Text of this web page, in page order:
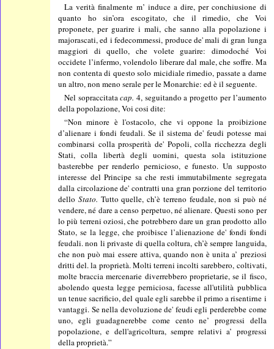
La verità finalmente m’ induce a dire, per conchiusione di
quanto ho sin’ora escogitato, che il rimedio, che Voi
proponete, per guarire i mali, che sanno alla popolazione i
majorascati, ed i fedecommessi, produce de' mali di gran lunga
maggiori di quello, che volete guarire: dimodoché Voi
occidete l’infermo, volendolo liberare dal male, che soffre. Ma
non contenta di questo solo micidiale rimedio, passate a darne
un altro, non meno serale per le Monarchie: ed è il seguente.
Nel sopraccitatacap. 4, seguitando a progetto per l’aumento
della popolazione, Voi cosi dite:
“Non minore è l'ostacolo, che vi oppone la proibizione
d’alienare i fondi feudali. Se il sistema de' feudi potesse mai
combinarsi colla prosperità de' Popoli, colla ricchezza degli
Stati, colla libertà degli uomini, questa sola istituzione
basterebbe per renderlo pernicioso, e funesto. Un supposto
interesse del Principe sa che resti immutabilmente segregata
dalla circolazione de' contratti una gran porzione del territorio
dello Stato. Tutto quelle, ch’è terreno feudale, non si può né
vendere, né dare a censo perpetuo, né alienare. Questi sono per
lo più terreni oziosi, che potrebbero dare un gran prodotto allo
Stato, se la legge, che proibisce l’alienazione de' fondi fondi
feudali. non li privaste di quella coltura, ch’è sempre languida,
che non può mai essere attiva, quando non è unita a’ preziosi
dritti del. la proprietà. Molti terreni incolti sarebbero, coltivati,
molte braccia mercenarie diverrebbero proprietarie, se il fisco,
abolendo questa legge perniciosa, facesse all'utilità pubblica
un tenue sacrificio, del quale egli sarebbe il primo a risentirne i
vantaggi. Se nella devoluzione de' feudi egli perderebbe come
uno, egli guadagnerebbe come cento ne’ progressi della
popolazione, e dell'agricoltura, sempre relativi a’ progressi
della proprietà.”